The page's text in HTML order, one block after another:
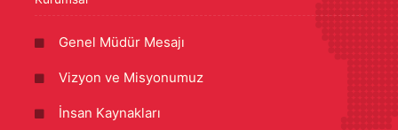
Genel Müdür Mesajı
Vizyon ve Misyonumuz
İnsan Kaynakları